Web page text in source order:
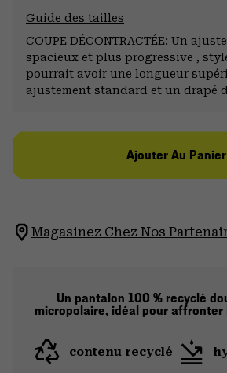
Guide des tailles
COUPE DÉCONTRACTÉE: Un
spacieux et plus progressive ,
pourrait avoir une longueur
ajustement standard et un drapé
Ajouter Au Panier
Magasinez Chez Nos
Un pantalon 100 % recyclé
micropolaire, idéal pour affronter
contenu recyclé